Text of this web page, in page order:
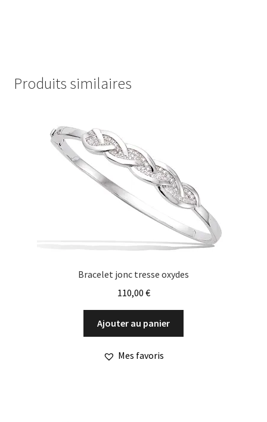
Produits similaires
Bracelet jonc tresse oxydes
110,00 €
Ajouter au panier
Mes favoris